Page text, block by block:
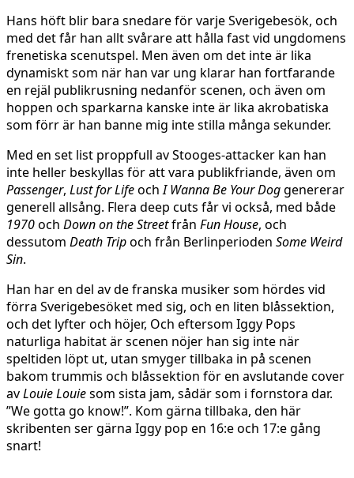
Hans höft blir bara snedare för varje Sverigebesök, och
med det får han allt svårare att hålla fast vid ungdomens
frenetiska scenutspel. Men även om det inte är lika
dynamiskt som när han var ung klarar han fortfarande
en rejäl publikrusning nedanför scenen, och även om
hoppen och sparkarna kanske inte är lika akrobatiska
som förr är han banne mig inte stilla många sekunder.
Med en set list proppfull av Stooges-attacker kan han
inte heller beskyllas för att vara publikfriande, även om
Passenger, Lust for LifeochI Wanna Be Your Doggenererar
generell allsång. Flera deep cuts får vi också, med både
1970och Down on the Streetfrån Fun House, och
dessutom Death Tripoch från Berlinperioden Some Weird
Sin.
Han har en del av de franska musiker som hördes vid
förra Sverigebesöket med sig, och en liten blåssektion,
och det lyfter och höjer, Och eftersom Iggy Pops
naturliga habitat är scenen nöjer han sig inte när
speltiden löpt ut, utan smyger tillbaka in på scenen
bakom trummis och blåssektion för en avslutande cover
avLouie Louiesom sista jam, sådär som i fornstora dar.
”We gotta go know!”. Kom gärna tillbaka, den här
skribenten ser gärna Iggy pop en 16:e och 17:e gång
snart!